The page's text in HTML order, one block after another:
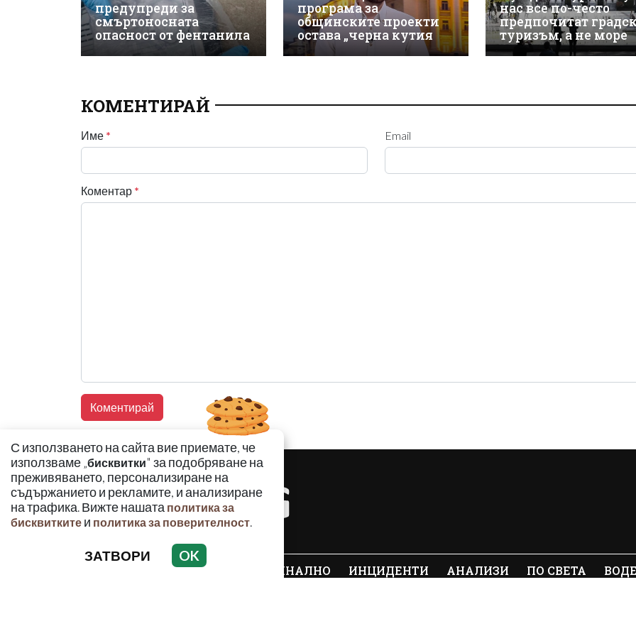
предупреди за
смъртоносната
опасност от фентанила
програма за
общинските проекти
остава „черна кутия
нас все по-често
предпочитат
туризъм, а не море
КОМЕНТИРАЙ
Име * Email
Коментар *
С използването на сайта вие приемате, че
използваме „бисквитки" за подобряване на
преживяването, персонализиране на
съдържанието и рекламите, и анализиране
на трафика. Вижте нашата политика за
бисквитките и политика за поверителност.
ЗАТВОРИ OK
КРИМИНАЛНО ИНЦИДЕНТИ АНАЛИЗИ ПО СВЕТА